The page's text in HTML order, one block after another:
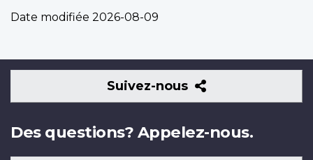
Date modifiée 2026-08-09
Suivez-nous
Suivez-
nous
Des questions? Appelez-nous.